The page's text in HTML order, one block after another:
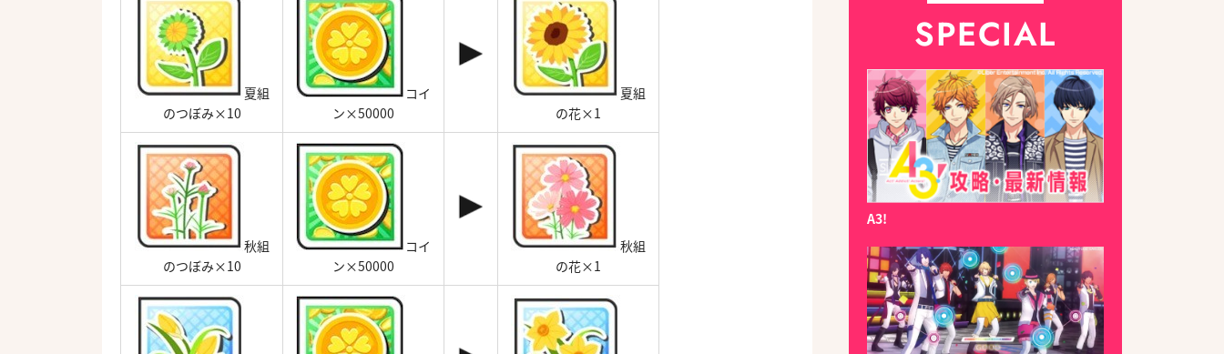
夏組
のつぼみ×10
コイ
ン×50000
夏組
の花×1
秋組
のつぼみ×10
コイ
ン×50000
秋組
の花×1
SPECIAL
A3!